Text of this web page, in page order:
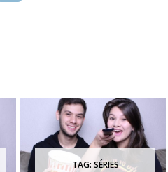
TAG: SÉRIES